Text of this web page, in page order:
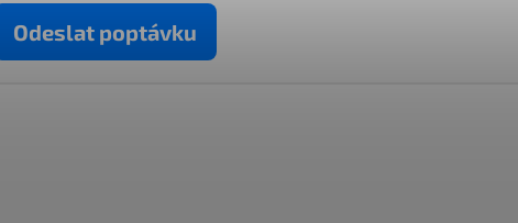
Odeslat poptávku